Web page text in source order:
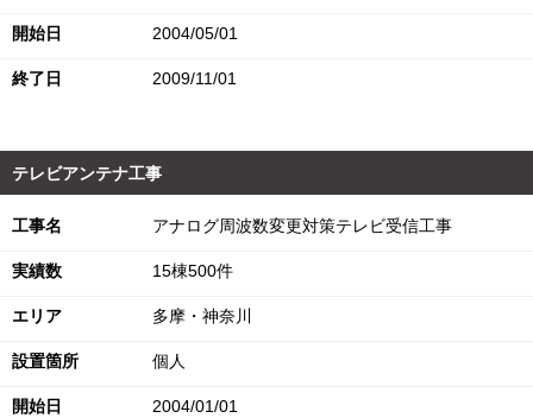
開始日 2004/05/01
終了日 2009/11/01
テレビアンテナ工事
工事名 アナログ周波数変更対策テレビ受信工事
実績数 15棟500件
エリア 多摩・神奈川
設置箇所 個人
開始日 2004/01/01